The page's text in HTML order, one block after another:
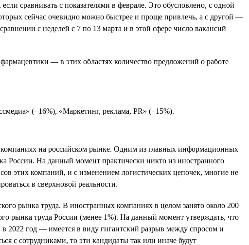
сравнивать с показателями в феврале. Это обусловлено, с одной
сейчас очевидно можно быстрее и проще привлечь, а с другой —
с неделей с 7 по 13 марта и в этой сфере число вакансий
— в этих областях количество предложений о работе
(−16%), «Маркетинг, реклама, PR» (−15%).
на российском рынке. Одним из главных информационных
России. На данный момент практически никто из иностранного
этих компаний, и с изменением логистических цепочек, многие не
в сверхновой реальности.
рынка труда. В иностранных компаниях в целом занято около 200
рынка труда России (менее 1%). На данный момент утверждать, что
2022 год — имеется в виду гигантский разрыв между спросом и
с сотрудниками, то эти кандидаты так или иначе будут